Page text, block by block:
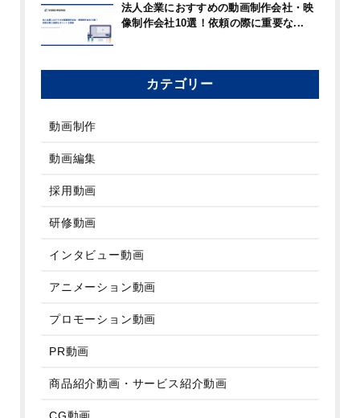
法人企業におすすめの動画制作会社・映
像制作会社10選！依頼の際に重要な...
カテゴリー
動画制作
動画編集
採用動画
研修動画
インタビュー動画
アニメーション動画
プロモーション動画
PR動画
商品紹介動画・サービス紹介動画